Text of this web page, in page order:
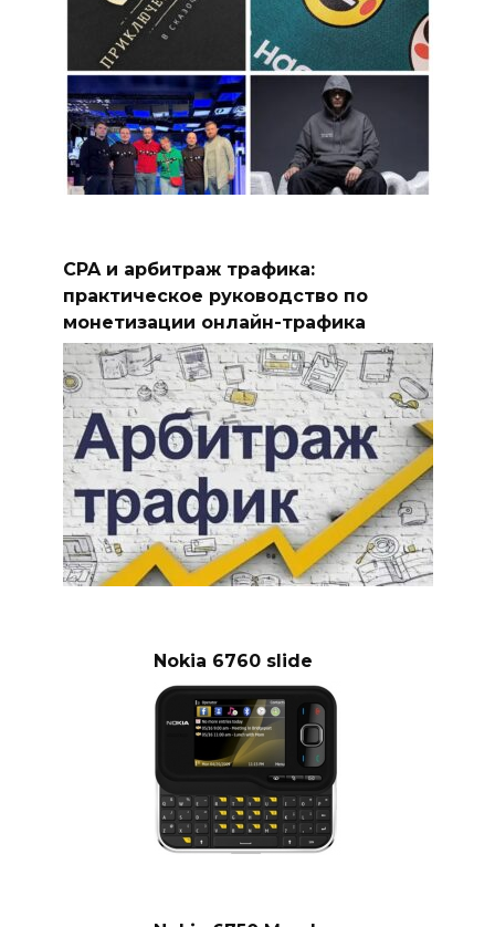
CPA и арбитраж трафика:
практическое руководство по
монетизации онлайн-трафика
Nokia 6760 slide